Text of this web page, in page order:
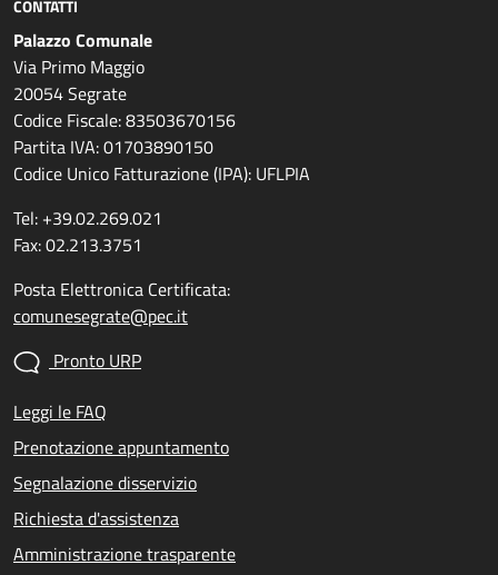
CONTATTI
Palazzo Comunale
Via Primo Maggio
20054 Segrate
Codice Fiscale: 83503670156
Partita IVA: 01703890150
Codice Unico Fatturazione (IPA): UFLPIA
Tel: +39.02.269.021
Fax: 02.213.3751
Posta Elettronica Certificata:
comunesegrate@pec.it
Pronto URP
Leggi le FAQ
Prenotazione appuntamento
Segnalazione disservizio
Richiesta d'assistenza
Amministrazione trasparente